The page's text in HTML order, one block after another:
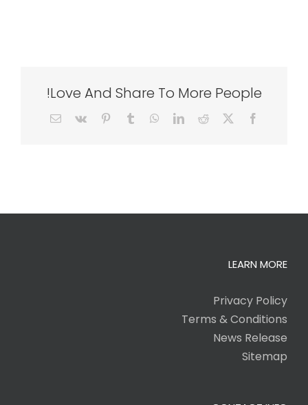
Love And Share To More People!
Facebook
X
Reddit
LinkedIn
WhatsApp
Tumblr
Pinterest
Vk
Email
LEARN MORE
Privacy Policy
Terms & Conditions
News Release
Sitemap